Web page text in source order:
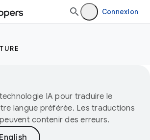
Connexion
IA pour traduire le
langue préférée. Les traductions
contenir des erreurs.